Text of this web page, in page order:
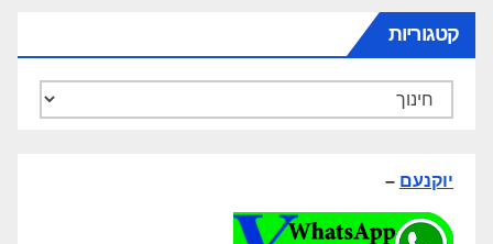
קטגוריות
קטגוריות
יוקנעם –